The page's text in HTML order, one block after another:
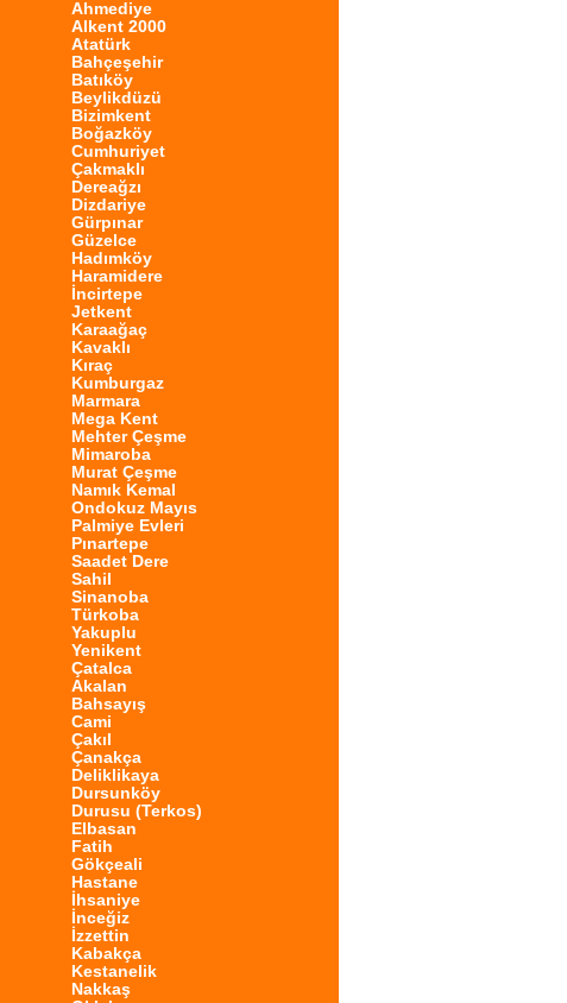
Ahmediye
Alkent 2000
Atatürk
Bahçeşehir
Batıköy
Beylikdüzü
Bizimkent
Boğazköy
Cumhuriyet
Çakmaklı
Dereağzı
Dizdariye
Gürpınar
Güzelce
Hadımköy
Haramidere
İncirtepe
Jetkent
Karaağaç
Kavaklı
Kıraç
Kumburgaz
Marmara
Mega Kent
Mehter Çeşme
Mimaroba
Murat Çeşme
Namık Kemal
Ondokuz Mayıs
Palmiye Evleri
Pınartepe
Saadet Dere
Sahil
Sinanoba
Türkoba
Yakuplu
Yenikent
Çatalca
Akalan
Bahsayış
Cami
Çakıl
Çanakça
Deliklikaya
Dursunköy
Durusu (Terkos)
Elbasan
Fatih
Gökçeali
Hastane
İhsaniye
İnceğiz
İzzettin
Kabakça
Kestanelik
Nakkaş